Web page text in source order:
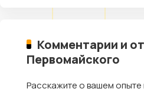
Комментарии и
Первомайского
Расскажите о вашем опыте